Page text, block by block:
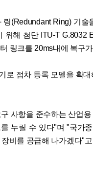
(Redundant Ring) 기술
해 첨단 ITU-T G.8032
링크를 20ms내에 복구
점차 등록 모델을 확대
사항을 준수하는 산업용
누릴 수 있다"며 "국가종
비를 공급해 나가겠다"